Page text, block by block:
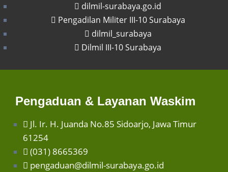
dilmil-surabaya.go.id
Pengadilan Militer III-10 Surabaya
dilmil_surabaya
Dilmil III-10 Surabaya
Pengaduan & Layanan Waskim
Jl. Ir. H. Juanda No.85 Sidoarjo, Jawa Timur
61254
(031) 8665369
pengaduan@dilmil-surabaya.go.id